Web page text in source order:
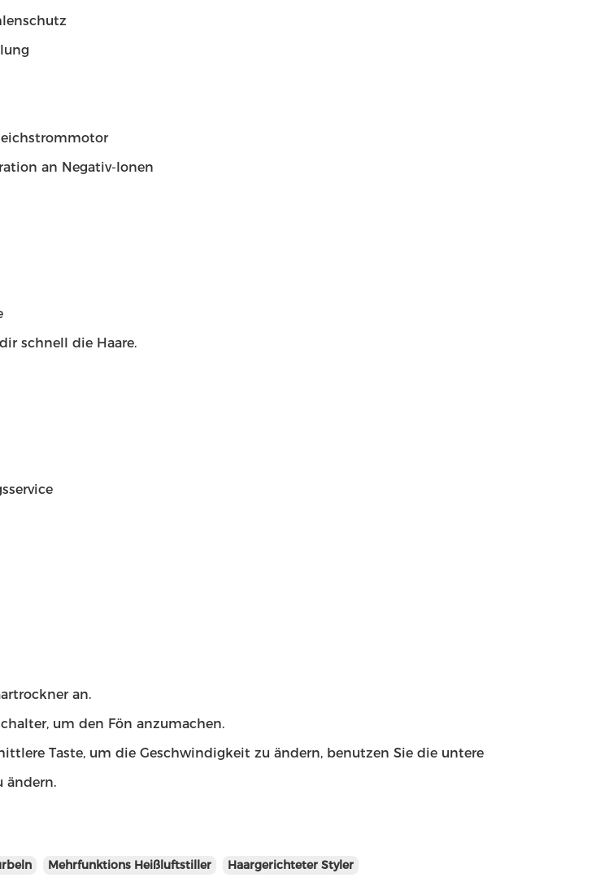
an Negativ-Ionen
schnell die Haare.
an.
um den Fön anzumachen.
Taste, um die Geschwindigkeit zu ändern, benutzen Sie die untere
ändern.
Mehrfunktions Heißluftstiller Haargerichteter Styler